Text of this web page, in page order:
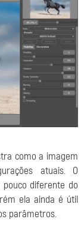
como a imagem
atuais. O
diferente do
ela ainda é útil
parâmetros.